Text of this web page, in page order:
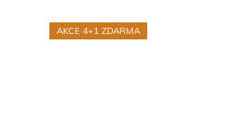
AKCE 4+1 ZDARMA